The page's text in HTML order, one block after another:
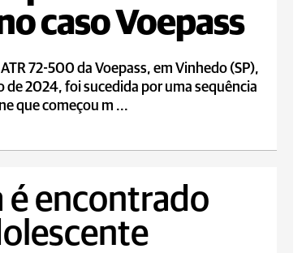
caso Voepass
72-500 da Voepass, em Vinhedo (SP),
de 2024, foi sucedida por uma sequência
que começou m ...
é encontrado